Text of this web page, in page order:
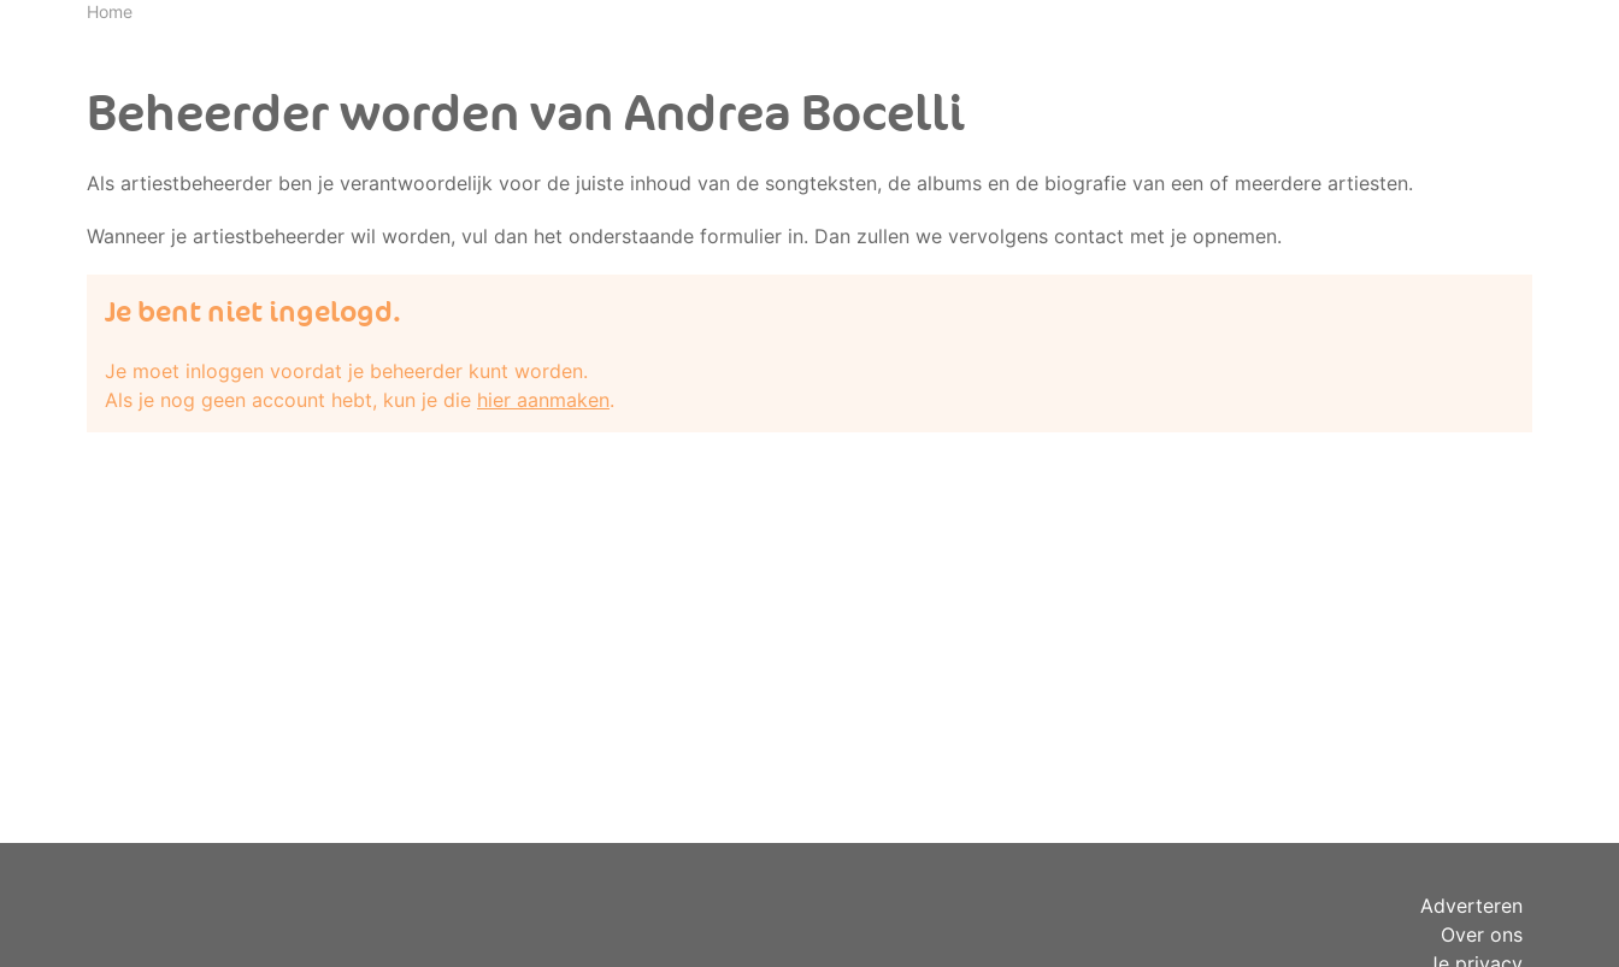
Home
Beheerder worden van Andrea Bocelli
Als artiestbeheerder ben je verantwoordelijk voor de juiste inhoud van de songteksten, de albums en de biografie van een of meerdere artiesten.
Wanneer je artiestbeheerder wil worden, vul dan het onderstaande formulier in. Dan zullen we vervolgens contact met je opnemen.
Je bent niet ingelogd.
Je moet inloggen voordat je beheerder kunt worden.
Als je nog geen account hebt, kun je die hier aanmaken.
Adverteren
Over ons